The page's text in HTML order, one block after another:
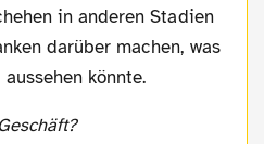
in anderen Stadien
darüber machen, was
könnte.